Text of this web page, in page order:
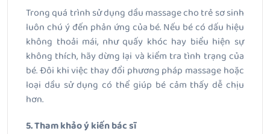
Trong quá trình sử dụng dầu massage cho trẻ sơ sinh
luôn chú ý đến phản ứng của bé. Nếu bé có dấu hiệu
không thoải mái, như quấy khóc hay biểu hiện sự
không thích, hãy dừng lại và kiểm tra tình trạng của
bé. Đôi khi việc thay đổi phương pháp massage hoặc
loại dầu sử dụng có thể giúp bé cảm thấy dễ chịu
hơn.
5. Tham khảo ý kiến bác sĩ